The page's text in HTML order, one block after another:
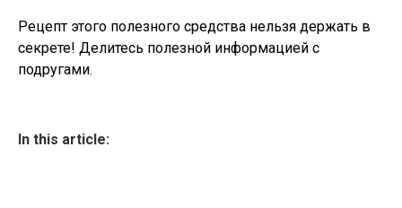
Рецепт этого полезного средства нельзя держать в
секрете! Делитесь полезной информацией с
подругами.
In this article: